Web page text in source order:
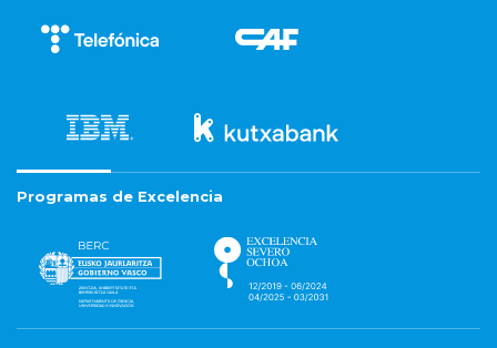
Programas de Excelencia